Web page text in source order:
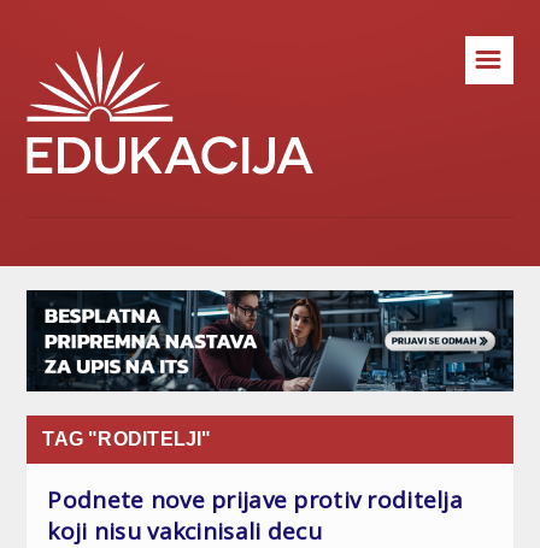
☰
TAG "RODITELJI"
Podnete nove prijave protiv roditelja
koji nisu vakcinisali decu